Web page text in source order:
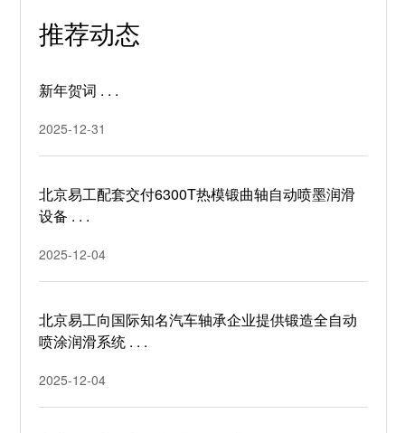
推荐动态
新年贺词 . . .
2025-12-31
北京易工配套交付6300T热模锻曲轴自动喷墨润滑
设备 . . .
2025-12-04
北京易工向国际知名汽车轴承企业提供锻造全自动
喷涂润滑系统 . . .
2025-12-04